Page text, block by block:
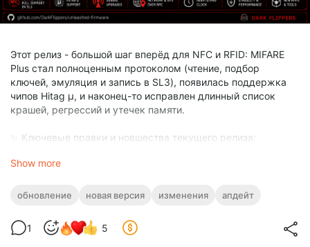
Этот релиз - большой шаг вперёд для NFC и RFID: MIFARE
Plus стал полноценным протоколом (чтение, подбор
ключей, эмуляция и запись в SL3), появилась поддержка
чипов Hitag µ, и наконец-то исправлен длинный список
крашей, регрессий и утечек памяти.
✨ Ключевые правки и новшества текущего релиза:
🧿 NFC
✨ Новые возможности
просто определение типа карты. Читаем, авторизуем,
эмулируем, записываем
Show more
обновление новая версия изменения апдейт
1 5